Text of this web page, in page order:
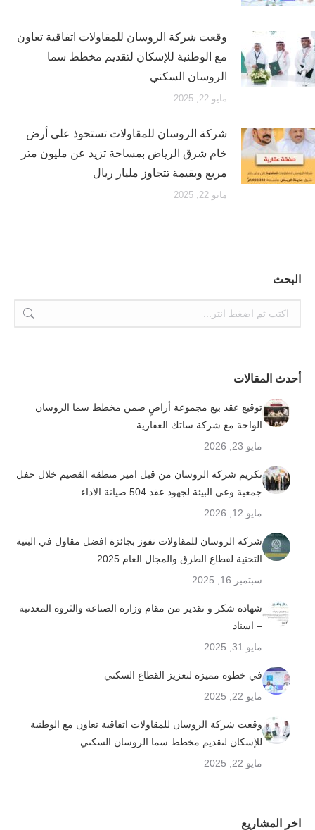
وقعت شركة الروسان للمقاولات اتفاقية تعاون
مع الوطنية للإسكان لتقديم مخطط سما
الروسان السكني
مايو 22, 2025
شركة الروسان للمقاولات تستحوذ على أرض
خام شرق الرياض بمساحة تزيد عن مليون متر
مربع وبقيمة تتجاوز مليار ريال
مايو 22, 2025
البحث
بحث:
أحدث المقالات
توقيع عقد بيع مجموعة أراضٍ ضمن مخطط سما الروسان
الواحة مع شركة ساتك العقارية
مايو 23, 2026
تكريم شركة الروسان من قبل امير منطقة القصيم خلال حفل
جمعية وعي البيئة لجهود عقد 504 صيانة الاداء
مايو 12, 2026
شركة الروسان للمقاولات تفوز بجائزة افضل مقاول في البنية
التحتية لقطاع الطرق والمجال العام 2025
سبتمبر 16, 2025
شهادة شكر و تقدير من مقام وزارة الصناعة والثروة المعدنية
– اسناد
مايو 31, 2025
في خطوة مميزة لتعزيز القطاع السكني
مايو 22, 2025
وقعت شركة الروسان للمقاولات اتفاقية تعاون مع الوطنية
للإسكان لتقديم مخطط سما الروسان السكني
مايو 22, 2025
اخر المشاريع